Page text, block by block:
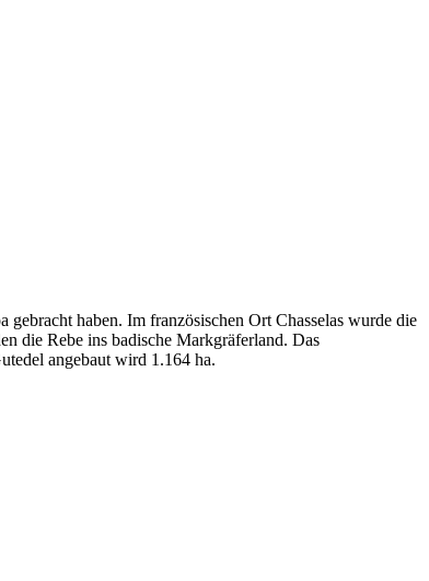
haben. Im französischen Ort Chasselas wurde die
die Rebe ins badische Markgräferland. Das
angebaut wird 1.164 ha.